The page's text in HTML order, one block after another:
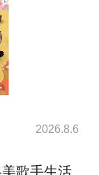
2026.8.6
歌手生活